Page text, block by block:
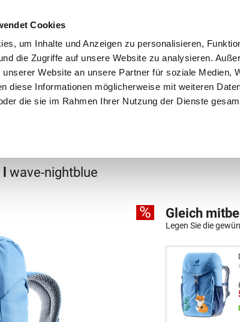
Cookies
um Inhalte und Anzeigen zu personalisieren,
die Zugriffe auf unsere Website zu analysieren.
Website an unsere Partner für soziale Medien,
diese Informationen möglicherweise mit weiteren
die sie im Rahmen Ihrer Nutzung der Dienste
3 x täglich an Werktagen!
wave-nightblue
% Gleich
Legen Sie die